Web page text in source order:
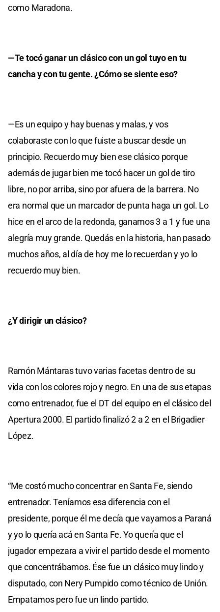
como Maradona.
—Te tocó ganar un clásico con un gol tuyo en tu
cancha y con tu gente. ¿Cómo se siente eso?
—Es un equipo y hay buenas y malas, y vos
colaboraste con lo que fuiste a buscar desde un
principio. Recuerdo muy bien ese clásico porque
además de jugar bien me tocó hacer un gol de tiro
libre, no por arriba, sino por afuera de la barrera. No
era normal que un marcador de punta haga un gol. Lo
hice en el arco de la redonda, ganamos 3 a 1 y fue una
alegría muy grande. Quedás en la historia, han pasado
muchos años, al día de hoy me lo recuerdan y yo lo
recuerdo muy bien.
¿Y dirigir un clásico?
Ramón Mántaras tuvo varias facetas dentro de su
vida con los colores rojo y negro. En una de sus etapas
como entrenador, fue el DT del equipo en el clásico del
Apertura 2000. El partido finalizó 2 a 2 en el Brigadier
López.
“Me costó mucho concentrar en Santa Fe, siendo
entrenador. Teníamos esa diferencia con el
presidente, porque él me decía que vayamos a Paraná
y yo lo quería acá en Santa Fe. Yo quería que el
jugador empezara a vivir el partido desde el momento
que concentrábamos. Ése fue un clásico muy lindo y
disputado, con Nery Pumpido como técnico de Unión.
Empatamos pero fue un lindo partido.